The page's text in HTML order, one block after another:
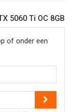
5060 Ti OC 8GB
of onder een